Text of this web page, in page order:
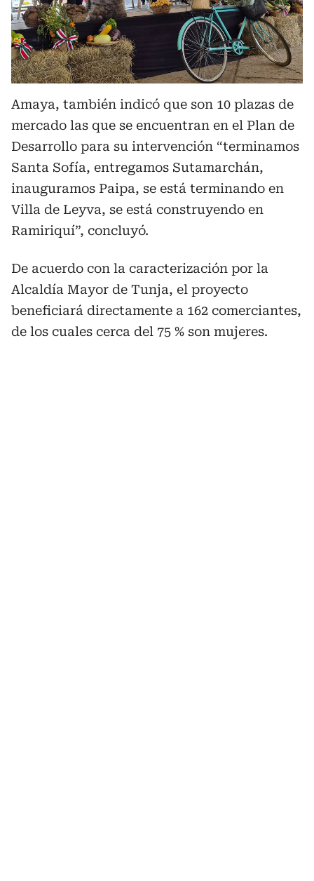
Amaya, también indicó que son 10 plazas de
mercado las que se encuentran en el Plan de
Desarrollo para su intervención “terminamos
Santa Sofía, entregamos Sutamarchán,
inauguramos Paipa, se está terminando en
Villa de Leyva, se está construyendo en
Ramiriquí”, concluyó.
De acuerdo con la caracterización por la
Alcaldía Mayor de Tunja, el proyecto
beneficiará directamente a 162 comerciantes,
de los cuales cerca del 75 % son mujeres.